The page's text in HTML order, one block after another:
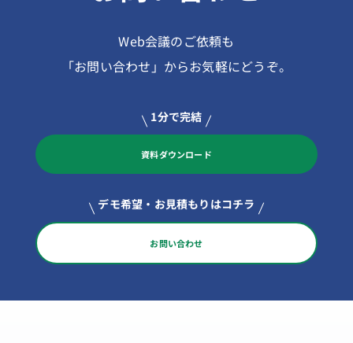
Web会議のご依頼も
「お問い合わせ」からお気軽にどうぞ。
1分で完結
資料ダウンロード
デモ希望・お見積もりはコチラ
お問い合わせ